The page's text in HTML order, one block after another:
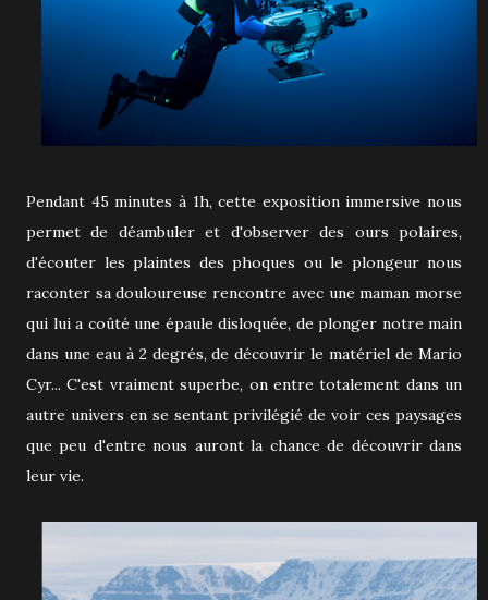
Pendant 45 minutes à 1h, cette exposition immersive nous
permet de déambuler et d'observer des ours polaires,
d'écouter les plaintes des phoques ou le plongeur nous
raconter sa douloureuse rencontre avec une maman morse
qui lui a coûté une épaule disloquée, de plonger notre main
dans une eau à 2 degrés, de découvrir le matériel de Mario
Cyr... C'est vraiment superbe, on entre totalement dans un
autre univers en se sentant privilégié de voir ces paysages
que peu d'entre nous auront la chance de découvrir dans
leur vie.